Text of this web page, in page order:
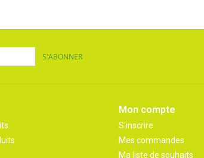
S'ABONNER
Mon compte
S'inscrire
Mes commandes
Ma liste de souhaits